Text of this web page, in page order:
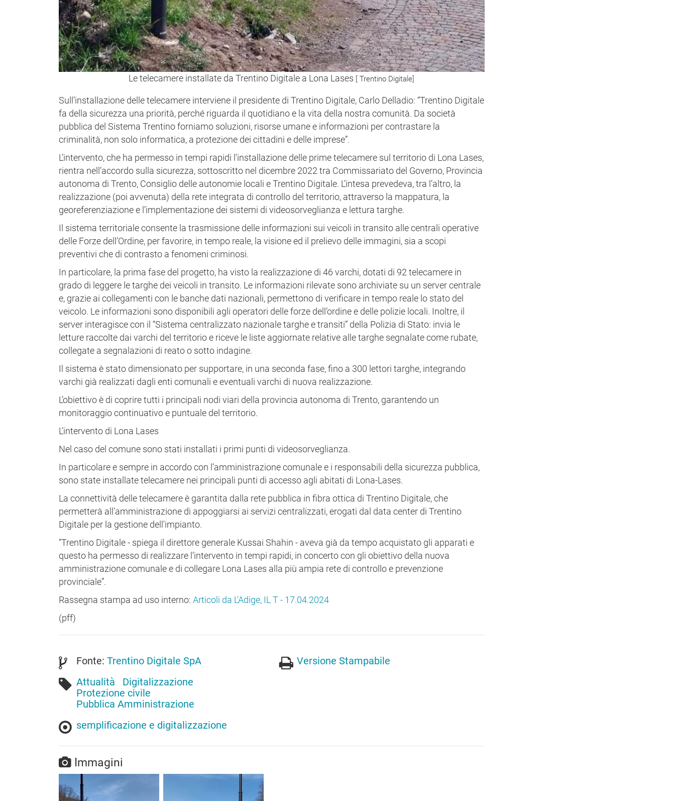
Le telecamere installate da Trentino Digitale a Lona Lases [ Trentino Digitale]
Sull’installazione delle telecamere interviene il presidente di Trentino Digitale, Carlo Delladio: “Trentino Digitale
fa della sicurezza una priorità, perché riguarda il quotidiano e la vita della nostra comunità. Da società
pubblica del Sistema Trentino forniamo soluzioni, risorse umane e informazioni per contrastare la
criminalità, non solo informatica, a protezione dei cittadini e delle imprese”.
L’intervento, che ha permesso in tempi rapidi l’installazione delle prime telecamere sul territorio di Lona Lases,
rientra nell’accordo sulla sicurezza, sottoscritto nel dicembre 2022 tra Commissariato del Governo, Provincia
autonoma di Trento, Consiglio delle autonomie locali e Trentino Digitale. L’intesa prevedeva, tra l’altro, la
realizzazione (poi avvenuta) della rete integrata di controllo del territorio, attraverso la mappatura, la
georeferenziazione e l’implementazione dei sistemi di videosorveglianza e lettura targhe.
Il sistema territoriale consente la trasmissione delle informazioni sui veicoli in transito alle centrali operative
delle Forze dell’Ordine, per favorire, in tempo reale, la visione ed il prelievo delle immagini, sia a scopi
preventivi che di contrasto a fenomeni criminosi.
In particolare, la prima fase del progetto, ha visto la realizzazione di 46 varchi, dotati di 92 telecamere in
grado di leggere le targhe dei veicoli in transito. Le informazioni rilevate sono archiviate su un server centrale
e, grazie ai collegamenti con le banche dati nazionali, permettono di verificare in tempo reale lo stato del
veicolo. Le informazioni sono disponibili agli operatori delle forze dell’ordine e delle polizie locali. Inoltre, il
server interagisce con il “Sistema centralizzato nazionale targhe e transiti” della Polizia di Stato: invia le
letture raccolte dai varchi del territorio e riceve le liste aggiornate relative alle targhe segnalate come rubate,
collegate a segnalazioni di reato o sotto indagine.
Il sistema è stato dimensionato per supportare, in una seconda fase, fino a 300 lettori targhe, integrando
varchi già realizzati dagli enti comunali e eventuali varchi di nuova realizzazione.
L’obiettivo è di coprire tutti i principali nodi viari della provincia autonoma di Trento, garantendo un
monitoraggio continuativo e puntuale del territorio.
L’intervento di Lona Lases
Nel caso del comune sono stati installati i primi punti di videosorveglianza.
In particolare e sempre in accordo con l’amministrazione comunale e i responsabili della sicurezza pubblica,
sono state installate telecamere nei principali punti di accesso agli abitati di Lona-Lases.
La connettività delle telecamere è garantita dalla rete pubblica in fibra ottica di Trentino Digitale, che
permetterà all’amministrazione di appoggiarsi ai servizi centralizzati, erogati dal data center di Trentino
Digitale per la gestione dell'impianto.
“Trentino Digitale - spiega il direttore generale Kussai Shahin - aveva già da tempo acquistato gli apparati e
questo ha permesso di realizzare l’intervento in tempi rapidi, in concerto con gli obiettivo della nuova
amministrazione comunale e di collegare Lona Lases alla più ampia rete di controllo e prevenzione
provinciale”.
Rassegna stampa ad uso interno: Articoli da L'Adige, IL T - 17.04.2024
(pff)
Fonte: Trentino Digitale SpA
Attualità
Digitalizzazione
Protezione civile
Pubblica Amministrazione
semplificazione e digitalizzazione
Versione Stampabile
Immagini